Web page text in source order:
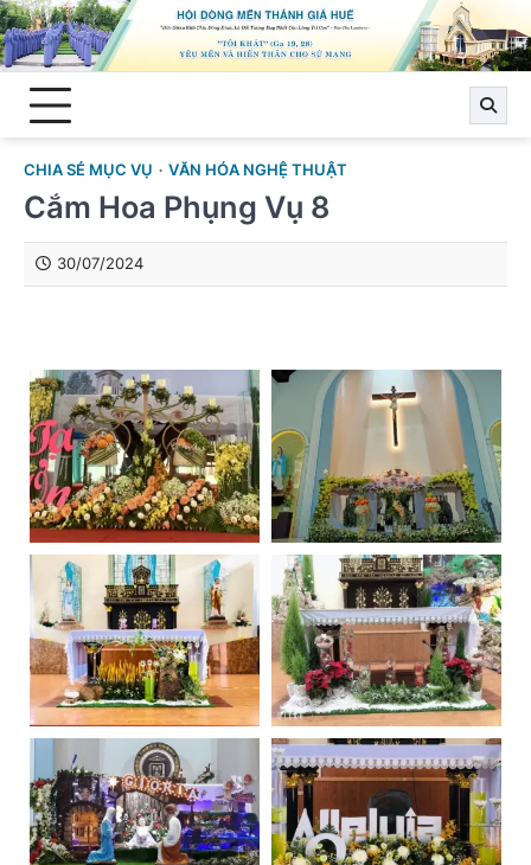
Skip
to
content
CHIA SẺ MỤC VỤ VĂN HÓA NGHỆ THUẬT
Cắm Hoa Phụng Vụ 8
30/07/2024